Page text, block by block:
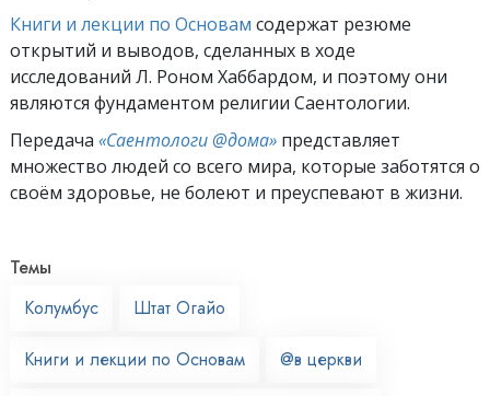
Книги и лекции по Основам содержат резюме
открытий и выводов, сделанных в ходе
исследований Л. Роном Хаббардом, и поэтому они
являются фундаментом религии Саентологии.
Передача «Саентологи @дома» представляет
множество людей со всего мира, которые заботятся о
своём здоровье, не болеют и преуспевают в жизни.
Темы
Колумбус
Штат Огайо
Книги и лекции по Основам @в церкви